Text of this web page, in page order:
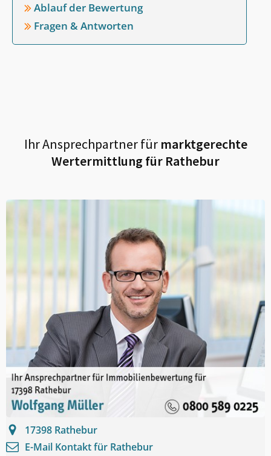
Ablauf der Bewertung
Fragen & Antworten
Ihr Ansprechpartner fürmarktgerechte
Wertermittlung für Rathebur
17398 Rathebur
E-Mail Kontakt für Rathebur